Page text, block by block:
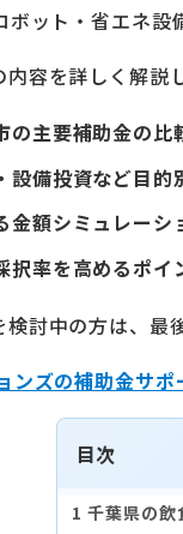
ット・省エネ設
容を詳しく解説
の主要補助金の比
設備投資など目的
額シミュレーシ
択率を高めるポイ
討中の方は、最
ズの補助金サポ
目次
千葉県の飲